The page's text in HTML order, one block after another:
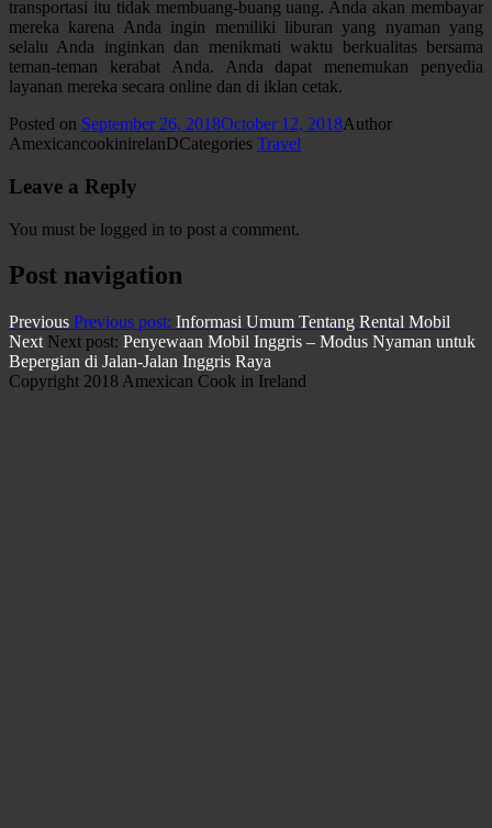
transportasi itu tidak membuang-buang uang. Anda akan membayar
mereka karena Anda ingin memiliki liburan yang nyaman yang
selalu Anda inginkan dan menikmati waktu berkualitas bersama
teman-teman kerabat Anda. Anda dapat menemukan penyedia
layanan mereka secara online dan di iklan cetak.
Posted on September 26, 2018October 12, 2018Author
AmexicancookinirelanDCategories Travel
Leave a Reply
You must be logged in to post a comment.
Post navigation
Previous Previous post: Informasi Umum Tentang Rental Mobil
Next Next post: Penyewaan Mobil Inggris – Modus Nyaman untuk
Bepergian di Jalan-Jalan Inggris Raya
Copyright 2018 Amexican Cook in Ireland